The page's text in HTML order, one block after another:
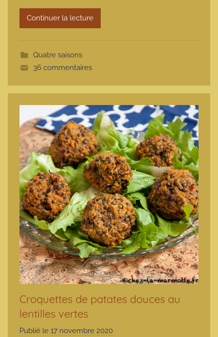
Continuer la lecture
Quatre saisons
36 commentaires
Croquettes de patates douces au
lentilles vertes
Publié le 17 novembre 2020